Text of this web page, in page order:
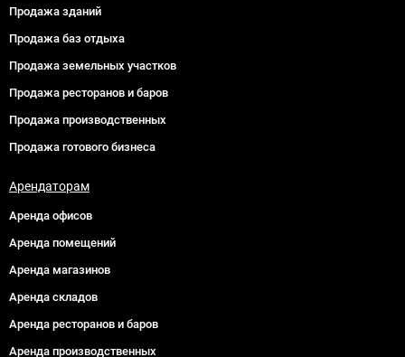
Продажа зданий
Продажа баз отдыха
Продажа земельных участков
Продажа ресторанов и баров
Продажа производственных
Продажа готового бизнеса
Арендаторам
Аренда офисов
Аренда помещений
Аренда магазинов
Аренда складов
Аренда ресторанов и баров
Аренда производственных